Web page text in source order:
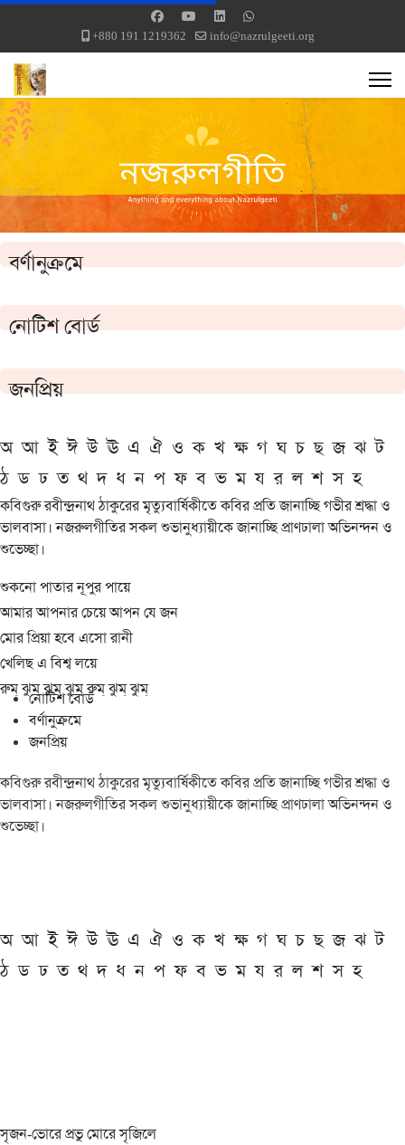
+880 191 1219362 info@nazrulgeeti.org
বর্ণানুক্রমে
নোটিশ বোর্ড
জনপ্রিয়
অ আ ই ঈ উ ঊ এ ঐ ও ক খ ক্ষ গ ঘ চ ছ জ ঝ ট
ঠ ড ঢ ত থ দ ধ ন প ফ ব ভ ম য র ল শ স হ
কবিগুরু রবীন্দ্রনাথ ঠাকুরের মৃত্যুবার্ষিকীতে কবির প্রতি জানাচ্ছি গভীর শ্রদ্ধা ও
ভালবাসা। নজরুলগীতির সকল শুভানুধ্যায়ীকে জানাচ্ছি প্রাণঢালা অভিনন্দন ও
শুভেচ্ছা।
শুকনো পাতার নূপুর পায়ে
আমার আপনার চেয়ে আপন যে জন
মোর প্রিয়া হবে এসো রানী
খেলিছ এ বিশ্ব লয়ে
রুম্ ঝুম্ ঝুম্ ঝুম্ রুম্ ঝুম্ ঝুম্
নোটিশ বোর্ড
বর্ণানুক্রমে
জনপ্রিয়
কবিগুরু রবীন্দ্রনাথ ঠাকুরের মৃত্যুবার্ষিকীতে কবির প্রতি জানাচ্ছি গভীর শ্রদ্ধা ও
ভালবাসা। নজরুলগীতির সকল শুভানুধ্যায়ীকে জানাচ্ছি প্রাণঢালা অভিনন্দন ও
শুভেচ্ছা।
অ আ ই ঈ উ ঊ এ ঐ ও ক খ ক্ষ গ ঘ চ ছ জ ঝ ট
ঠ ড ঢ ত থ দ ধ ন প ফ ব ভ ম য র ল শ স হ
সৃজন-ভোরে প্রভু মোরে সৃজিলে